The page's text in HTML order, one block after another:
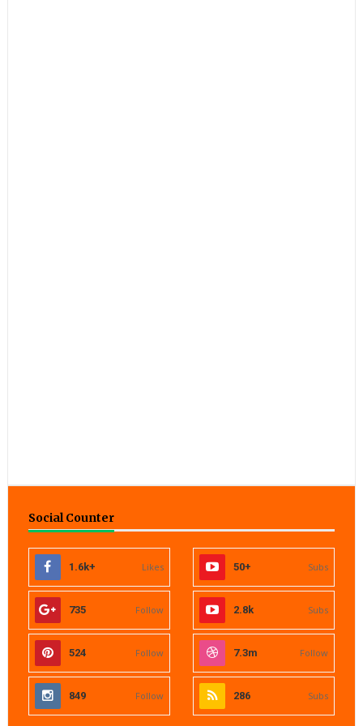
Social Counter
1.6k+ Likes 50+ Subs
735 Follow 2.8k Subs
524 Follow 7.3m Follow
849 Follow 286 Subs